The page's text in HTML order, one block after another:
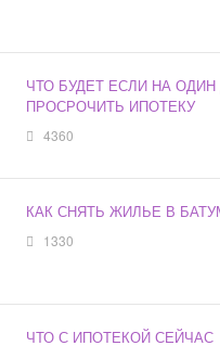
ЧТО БУДЕТ ЕСЛИ НА ОДИН
ПРОСРОЧИТЬ ИПОТЕКУ
4360
КАК СНЯТЬ ЖИЛЬЕ В
1330
ЧТО С ИПОТЕКОЙ СЕЙЧАС